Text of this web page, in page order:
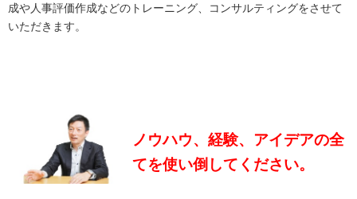
成や人事評価作成などのトレーニング、コンサルティングをさせて
いただきます。
ノウハウ、経験、アイデアの全
てを使い倒してください。